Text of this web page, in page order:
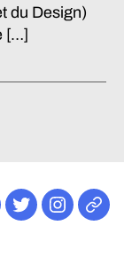
du Design)
[…]
Twitter
E-